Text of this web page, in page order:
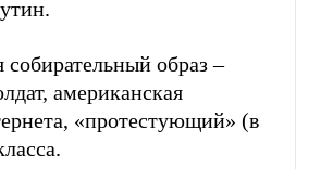
образ –
американская
«протестующий» (в